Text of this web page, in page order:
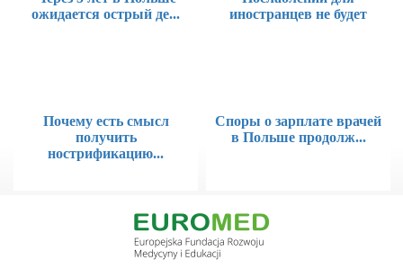
ожидается острый де...
иностранцев не будет
Почему есть смысл
получить
нострификацию...
Споры о зарплате врачей
в Польше продолж...